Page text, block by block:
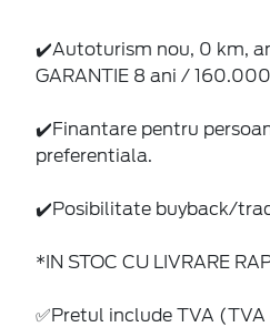
✔️Autoturism nou, 0 km,
GARANTIE 8 ani /
✔️Finantare pentru
preferentiala.
✔️Posibilitate buyback/
*IN STOC CU LIVRARE
✅Pretul include TVA